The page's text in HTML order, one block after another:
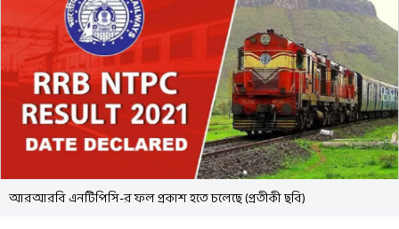
আরআরবি এনটিপিসি-র ফল প্রকাশ হতে চলেছে (প্রতীকী ছবি)